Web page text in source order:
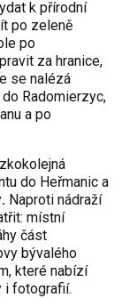
k přírodní
po zeleně
po
za hranice,
se nalézá
Radomierzyc,
a po
do Heřmanic a
. Naproti nádraží
místní
část
bývalého
které nabízí
i fotografií.